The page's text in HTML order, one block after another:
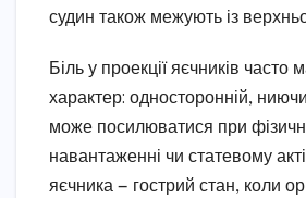
судин також межують із
Біль у проекції яєчників часто
характер: односторонній,
може посилюватися при
навантаженні чи статевому
яєчника — гострий стан, коли